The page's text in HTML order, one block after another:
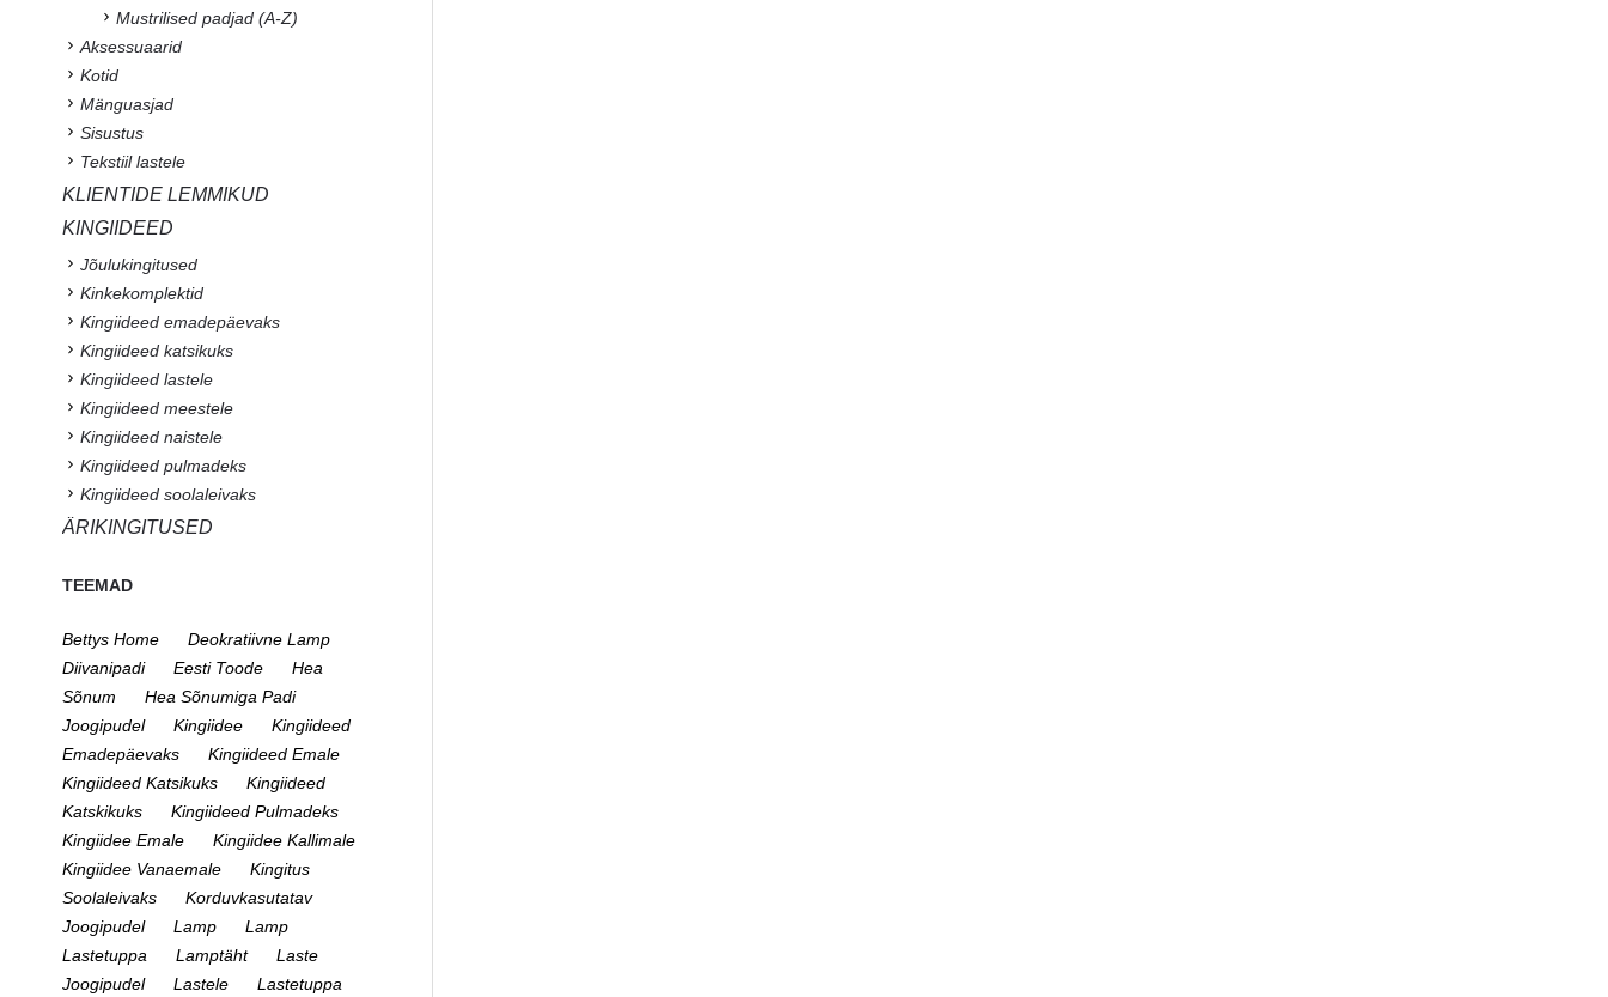
Mustrilised padjad (A-Z)
Aksessuaarid
Kotid
Mänguasjad
Sisustus
Tekstiil lastele
KLIENTIDE LEMMIKUD
KINGIIDEED
Jõulukingitused
Kinkekomplektid
Kingiideed emadepäevaks
Kingiideed katsikuks
Kingiideed lastele
Kingiideed meestele
Kingiideed naistele
Kingiideed pulmadeks
Kingiideed soolaleivaks
ÄRIKINGITUSED
TEEMAD
Bettys Home
Deokratiivne Lamp
Diivanipadi
Eesti Toode
Hea
Sõnum
Hea Sõnumiga Padi
Joogipudel
Kingiidee
Kingiideed
Emadepäevaks
Kingiideed Emale
Kingiideed Katsikuks
Kingiideed
Katskikuks
Kingiideed Pulmadeks
Kingiidee Emale
Kingiidee Kallimale
Kingiidee Vanaemale
Kingitus
Soolaleivaks
Korduvkasutatav
Joogipudel
Lamp
Lamp
Lastetuppa
Lamptäht
Laste
Joogipudel
Lastele
Lastetuppa